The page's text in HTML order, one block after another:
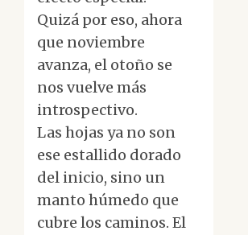
Quizá por eso, ahora
que noviembre
avanza, el otoño se
nos vuelve más
introspectivo.
Las hojas ya no son
ese estallido dorado
del inicio, sino un
manto húmedo que
cubre los caminos. El